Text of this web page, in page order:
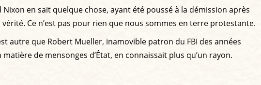
en sait quelque chose, ayant été poussé à la démission après
Ce n’est pas pour rien que nous sommes en terre protestante.
autre que Robert Mueller, inamovible patron du FBI des années
de mensonges d’État, en connaissait plus qu’un rayon.